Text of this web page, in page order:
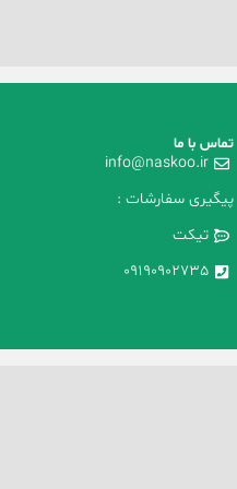
تماس با ما
info@naskoo.ir
پیگیری سفارشات :
تیکت
09190902735